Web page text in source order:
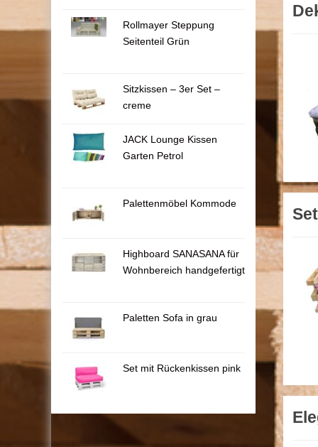
Rollmayer Steppung
Seitenteil Grün
Sitzkissen – 3er Set –
creme
JACK Lounge Kissen
Garten Petrol
Palettenmöbel Kommode
Highboard SANASANA für
Wohnbereich handgefertigt
Paletten Sofa in grau
Set mit Rückenkissen pink